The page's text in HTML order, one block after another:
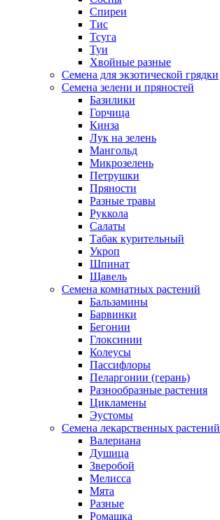
Спиреи
Тис
Тсуга
Туи
Хвойные разные
Семена для экзотической грядки
Семена зелени и пряностей
Базилики
Горчица
Кинза
Лук на зелень
Мангольд
Микрозелень
Петрушки
Пряности
Разные травы
Руккола
Салаты
Табак курительный
Укроп
Шпинат
Щавель
Семена комнатных растений
Бальзамины
Барвинки
Бегонии
Глоксинии
Колеусы
Пассифлоры
Пеларгонии (герань)
Разнообразные растения
Цикламены
Эустомы
Семена лекарственных растений
Валериана
Душица
Зверобой
Мелисса
Мята
Разные
Ромашка